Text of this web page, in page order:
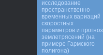
исследование
пространственно-
временных вариаций
скоростных
параметров и прогноз
землетрясений (на
примере Гармского
полигона)